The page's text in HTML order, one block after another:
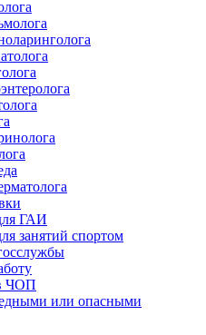
ГАИ
занятий спортом
ЧОП
или опасными